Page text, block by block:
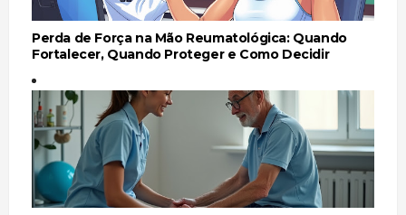
Perda de Força na Mão Reumatológica: Quando
Fortalecer, Quando Proteger e Como Decidir